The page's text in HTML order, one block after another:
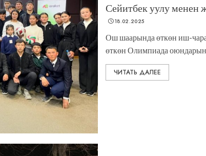
Сейитбек уулу менен
18.02.2025
Ош шаарында өткөн иш-
өткөн Олимпиада
ЧИТАТЬ ДАЛЕЕ